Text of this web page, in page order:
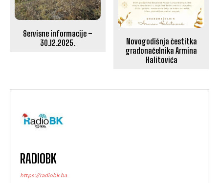
Servisne informacije –
30.12.2025.
Novogodišnja čestitka
gradonačelnika Armina
Halitovića
RADIOBK
https://radiobk.ba